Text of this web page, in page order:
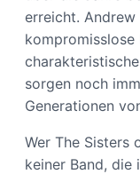
erreicht.
sorgen noch
Generationen
Wer The Sisters
keiner Band, die